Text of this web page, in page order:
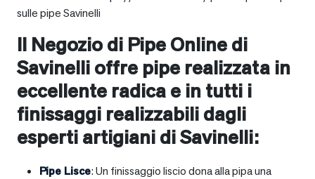
sulle pipe Savinelli
Il Negozio di Pipe Online di
Savinelli offre pipe realizzata in
eccellente radica e in tutti i
finissaggi realizzabili dagli
esperti artigiani di Savinelli:
Pipe Lisce: Un finissaggio liscio dona alla pipa una